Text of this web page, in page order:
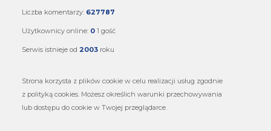
Liczba komentarzy: 627787
Użytkownicy online: 0 1 gość
Serwis istnieje od 2003 roku
Strona korzysta z plików cookie w celu realizacji usług zgodnie
z polityką cookies. Możesz określich warunki przechowywania
lub dostępu do cookie w Twojej przeglądarce.